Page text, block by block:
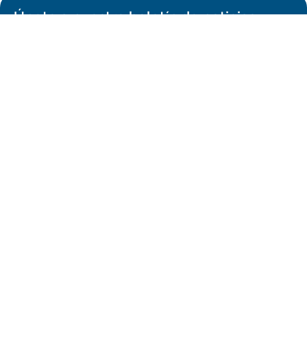
Únete a nuestro boletín de noticias